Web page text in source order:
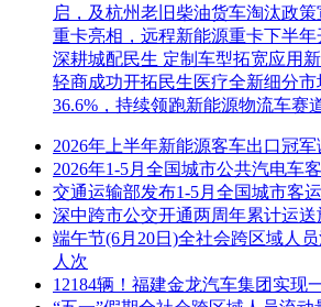
启，及杭州老旧柴油货车淘汰政
重卡亮相，远程新能源重卡下半
深耕城配民生 定制车型拓宽应用
轻商成功开拓民生医疗全新细分
36.6%，持续领跑新能源物流车赛
2026年上半年新能源客车出口冠军
2026年1-5月全国城市公共汽电车
交通运输部发布1-5月全国城市客
深中跨市公交开通两周年累计运送
端午节(6月20日)全社会跨区域人
人次
12184辆！福建金龙汽车集团实现